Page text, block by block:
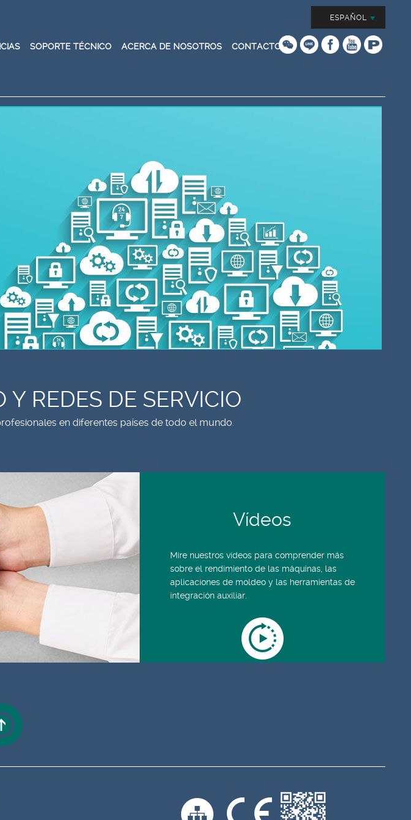
ESPAÑOL
SOPORTE TÉCNICO ACERCA DE NOSOTROS CONTACTO
REDES DE SERVICIO
en diferentes países de todo el mundo.
Vídeos
Mire nuestros vídeos para comprender más
sobre el rendimiento de las máquinas, las
aplicaciones de moldeo y las herramientas de
integración auxiliar.